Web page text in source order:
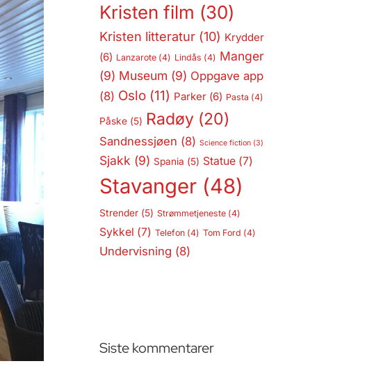
Kristen film (30)
Kristen litteratur(10) Krydder
(6) Lanzarote(4) Lindås (4) Manger
(9) Museum (9) Oppgave app
(8) Oslo(11) Parker(6) Pasta (4)
Påske(5) Radøy(20)
Sandnessjøen (8) Science fiction(3)
Sjakk (9) Spania (5) Statue(7)
Stavanger(48)
Strender(5) Strømmetjeneste(4)
Sykkel (7) Telefon(4) Tom Ford (4)
Undervisning (8)
Siste kommentarer